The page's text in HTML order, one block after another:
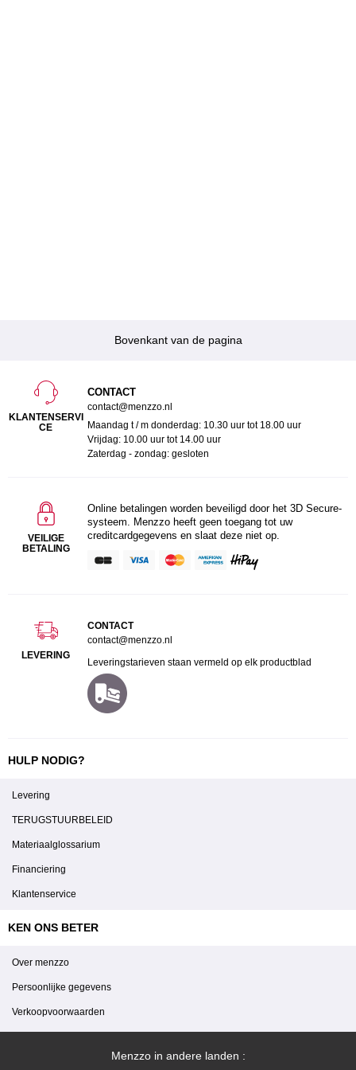
Bovenkant van de pagina
KLANTENSERVI
CE
CONTACT
contact@menzzo.nl
Maandag t / m donderdag: 10.30 uur tot 18.00 uur
Vrijdag: 10.00 uur tot 14.00 uur
Zaterdag - zondag: gesloten
VEILIGE
BETALING
Online betalingen worden beveiligd door het 3D Secure-
systeem. Menzzo heeft geen toegang tot uw
creditcardgegevens en slaat deze niet op.
LEVERING
CONTACT
contact@menzzo.nl
Leveringstarieven staan vermeld op elk productblad
HULP NODIG?
Levering
TERUGSTUURBELEID
Materiaalglossarium
Financiering
Klantenservice
KEN ONS BETER
Over menzzo
Persoonlijke gegevens
Verkoopvoorwaarden
Menzzo in andere landen :